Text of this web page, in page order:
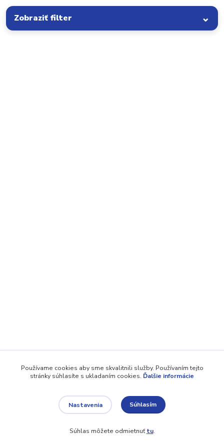
Zobraziť filter
Používame cookies aby sme skvalitnili služby. Používaním tejto
stránky súhlasíte s ukladaním cookies. Ďalšie informácie
Nastavenia Súhlasím
Súhlas môžete odmietnuťtu.